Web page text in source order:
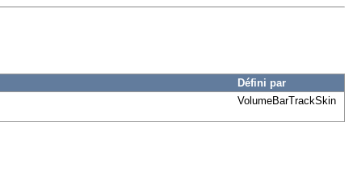
Défini par
VolumeBarTrackSkin